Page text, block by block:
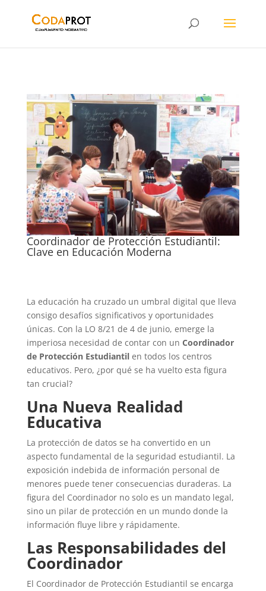
Coordinador de Protección Estudiantil:
Clave en Educación Moderna
La educación ha cruzado un umbral digital que lleva
consigo desafíos significativos y oportunidades
únicas. Con la LO 8/21 de 4 de junio, emerge la
imperiosa necesidad de contar con un Coordinador
de Protección Estudiantilen todos los centros
educativos. Pero, ¿por qué se ha vuelto esta figura
tan crucial?
Una Nueva Realidad
Educativa
La protección de datos se ha convertido en un
aspecto fundamental de la seguridad estudiantil. La
exposición indebida de información personal de
menores puede tener consecuencias duraderas. La
figura del Coordinador no solo es un mandato legal,
sino un pilar de protección en un mundo donde la
información fluye libre y rápidamente.
Las Responsabilidades del
Coordinador
El Coordinador de Protección Estudiantil se encarga